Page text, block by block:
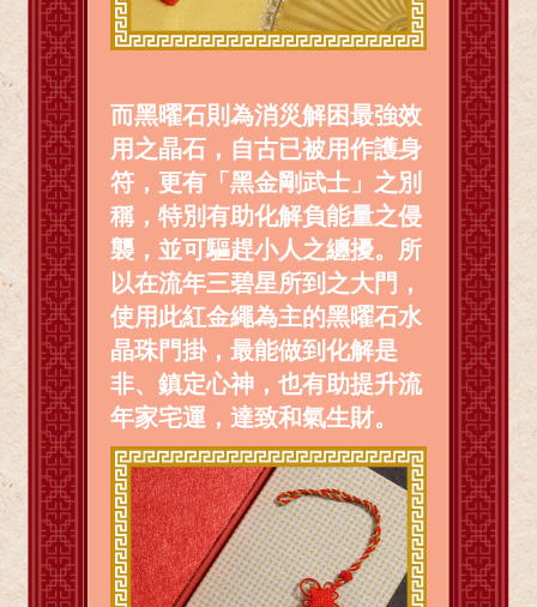
而黑曜石則為消災解困最強效
用之晶石，自古已被用作護身
符，更有「黑金剛武士」之別
稱，特別有助化解負能量之侵
襲，並可驅趕小人之纏擾。所
以在流年三碧星所到之大門，
使用此紅金繩為主的黑曜石水
晶珠門掛，最能做到化解是
非、鎮定心神，也有助提升流
年家宅運，達致和氣生財。